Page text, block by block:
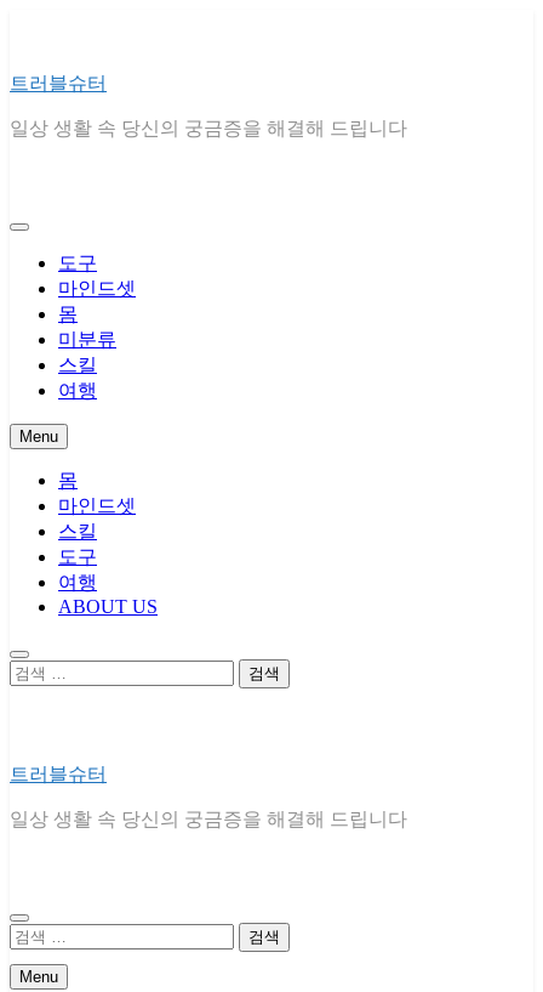
트러블슈터
일상 생활 속 당신의 궁금증을 해결해 드립니다
도구
마인드셋
몸
미분류
스킬
여행
Menu
몸
마인드셋
스킬
도구
여행
ABOUT US
검
트러블슈터
일상 생활 속 당신의 궁금증을 해결해 드립니다
검
Menu